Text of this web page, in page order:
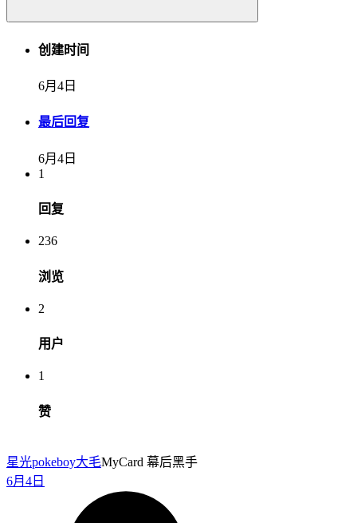
创建时间
6月4日
最后回复
6月4日
1
回复
236
浏览
2
用户
1
赞
星光pokeboy大毛MyCard 幕后黑手
6月4日